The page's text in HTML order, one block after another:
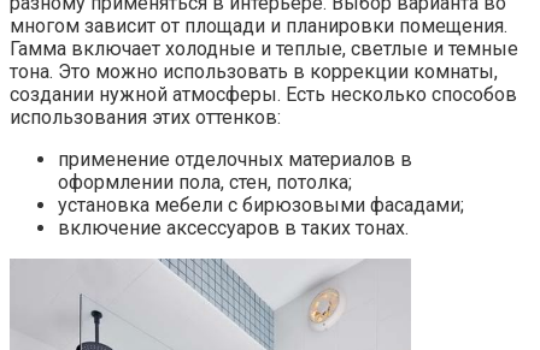
многом зависит от площади и планировки помещения.
Гамма включает холодные и теплые, светлые и темные
тона. Это можно использовать в коррекции комнаты,
создании нужной атмосферы. Есть несколько способов
использования этих оттенков:
применение отделочных материалов в
оформлении пола, стен, потолка;
установка мебели с бирюзовыми фасадами;
включение аксессуаров в таких тонах.